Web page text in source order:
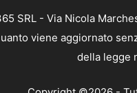
SRL - Via Nicola
viene aggiornato
della legge